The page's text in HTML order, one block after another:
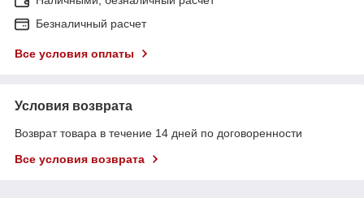
Безналичный расчет
Все условия оплаты
Условия возврата
Возврат товара в течение 14 дней по договоренности
Все условия возврата